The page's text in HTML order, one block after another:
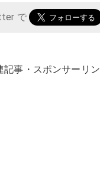
で
記事・スポンサーリ